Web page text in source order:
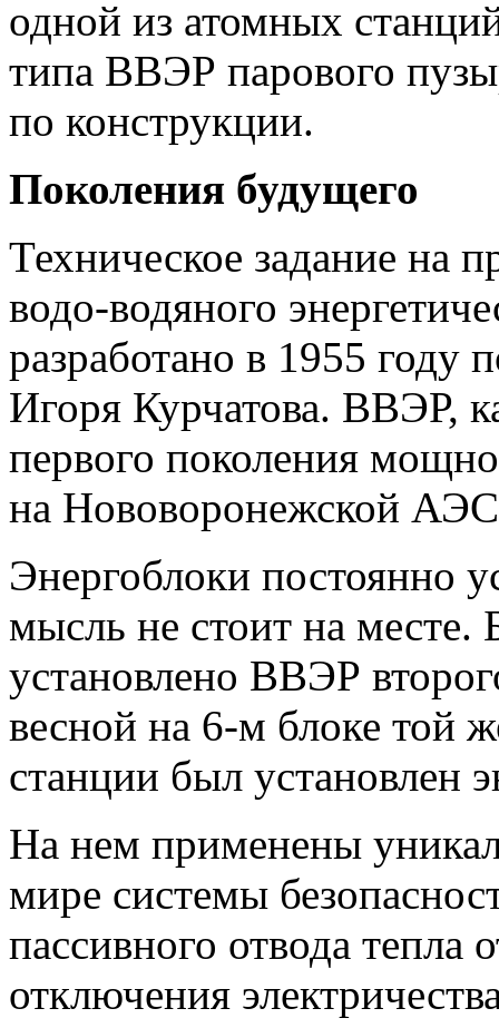
одной из атомных
типа ВВЭР парового
по конструкции.
Поколения будущего
Техническое задание на
водо-водяного
разработано в 1955 году
Игоря Курчатова. ВВЭР,
первого поколения
на Нововоронежской
Энергоблоки постоянно
мысль не стоит на месте.
установлено ВВЭР
весной на 6-м блоке той
станции был установлен
На нем применены
мире системы
пассивного отвода тепла
отключения